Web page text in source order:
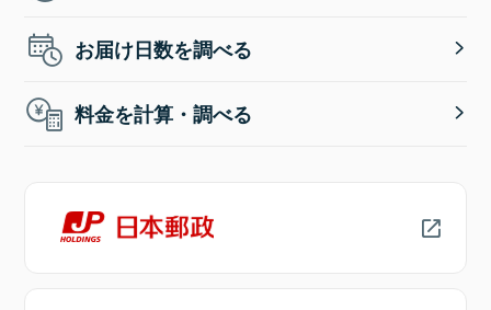
お届け日数を調べる
料金を計算・調べる